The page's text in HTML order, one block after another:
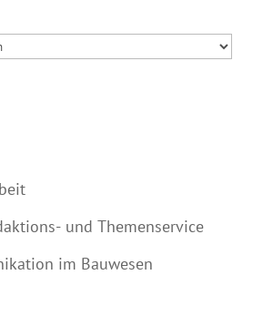
und Themenservice
im Bauwesen